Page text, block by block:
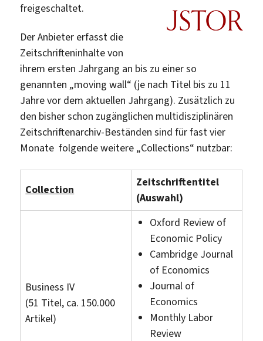
freigeschaltet.
Der Anbieter erfasst die
Zeitschrifteninhalte von
ihrem ersten Jahrgang an bis zu einer so
genannten „moving wall“ (je nach Titel bis zu 11
Jahre vor dem aktuellen Jahrgang). Zusätzlich zu
den bisher schon zugänglichen multidisziplinären
Zeitschriftenarchiv-Beständen sind für fast vier
Monate folgende weitere „Collections“ nutzbar:
Collection
Zeitschriftentitel
(Auswahl)
Business IV
(51 Titel, ca. 150.000
Artikel)
Oxford Review of
Economic Policy
Cambridge Journal
of Economics
Journal of
Economics
Monthly Labor
Review